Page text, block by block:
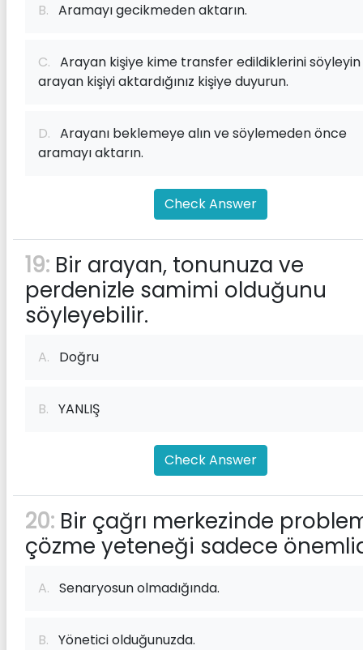
B. Aramayı gecikmeden aktarın.
C. Arayan kişiye kime transfer edildiklerini
arayan kişiyi aktardığınız kişiye duyurun.
D. Arayanı beklemeye alın ve söylemeden önce
aramayı aktarın.
Check Answer
19: Bir arayan, tonunuza ve
perdenizle samimi olduğunu
söyleyebilir.
A. Doğru
B. YANLIŞ
Check Answer
20: Bir çağrı merkezinde
çözme yeteneği sadece
A. Senaryosun olmadığında.
B. Yönetici olduğunuzda.